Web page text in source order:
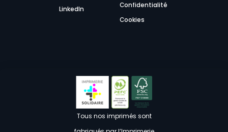
LinkedIn
Confidentialité
Cookies
Tous nos imprimés sont